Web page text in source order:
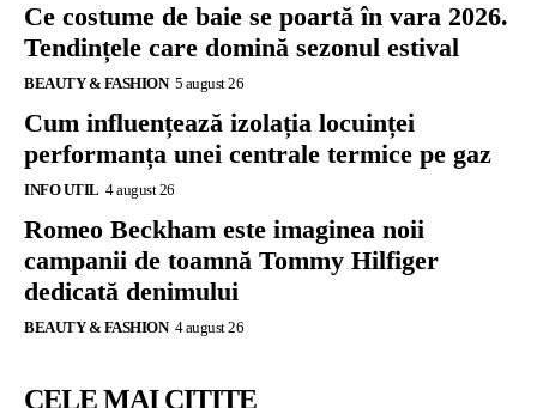
Ce costume de baie se poartă în vara 2026.
Tendințele care domină sezonul estival
BEAUTY & FASHION 5 august 26
Cum influențează izolația locuinței
performanța unei centrale termice pe gaz
INFO UTIL 4 august 26
Romeo Beckham este imaginea noii
campanii de toamnă Tommy Hilfiger
dedicată denimului
BEAUTY & FASHION 4 august 26
CELE MAI CITITE